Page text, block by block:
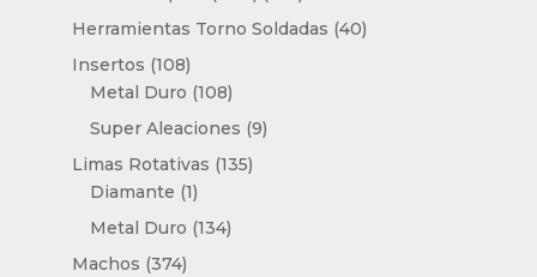
productos
Herramientas Torno Soldadas 4040
Insertos 108108
productos
Metal Duro 108108
productos
Super Aleaciones 99
Limas Rotativas 135135
Diamante 11
producto
Metal Duro 134134
Machos 374374